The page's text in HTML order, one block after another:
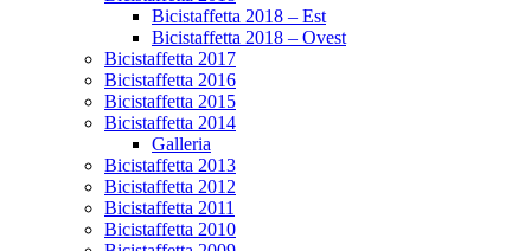
Bicistaffetta 2018 – Est
Bicistaffetta 2018 – Ovest
Bicistaffetta 2017
Bicistaffetta 2016
Bicistaffetta 2015
Bicistaffetta 2014
Galleria
Bicistaffetta 2013
Bicistaffetta 2012
Bicistaffetta 2011
Bicistaffetta 2010